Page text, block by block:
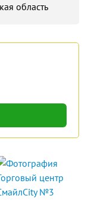
область